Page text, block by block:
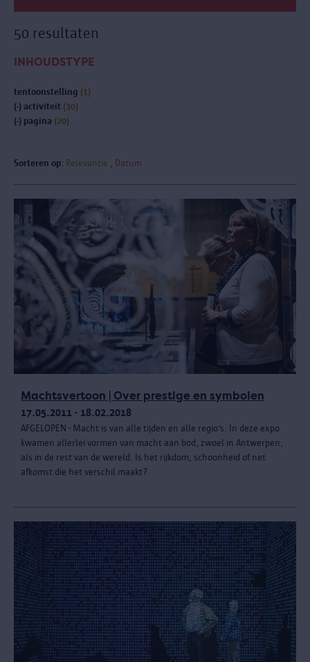
50 resultaten
INHOUDSTYPE
tentoonstelling (1)
(-) activiteit (30)
(-) pagina (20)
Sorteren op: Relevantie Datum
Machtsvertoon | Over prestige en symbolen
17.05.2011 - 18.02.2018
AFGELOPEN - Macht is van alle tijden en alle regio’s. In deze expo
kwamen allerlei vormen van macht aan bod, zwoel in Antwerpen,
als in de rest van de wereld. Is het rijkdom, schoonheid of net
afkomst die het verschil maakt?